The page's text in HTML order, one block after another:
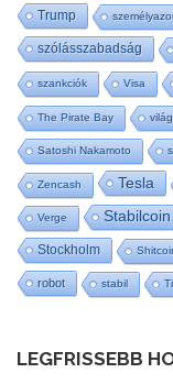
Trump
szólásszabadság
szankciók Visa
The Pirate Bay
Satoshi Nakamoto
Zencash Tesla
Verge Stabilcoin
Stockholm
robot stabil
LEGFRISSEBB